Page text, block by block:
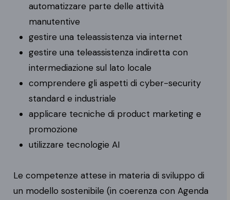
automatizzare parte delle attività
manutentive
gestire una teleassistenza via internet
gestire una teleassistenza indiretta con
intermediazione sul lato locale
comprendere gli aspetti di cyber-security
standard e industriale
applicare tecniche di product marketing e
promozione
utilizzare tecnologie AI
Le competenze attese in materia di sviluppo di
un modello sostenibile (in coerenza con Agenda